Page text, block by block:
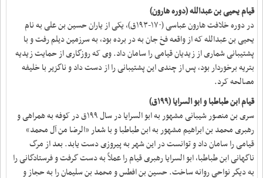
قیام یحیی بن عبدالله (دوره هارون)
در دوره خلافت هارون عباسی (۱۷۰-۱۹۳ق)، یکی از یاران حسین بن علی به نام
یحیی بن عبدالله که از واقعه فخ جان به در برده بود، به سرزمین دیلم رفت و با
پشتیبانی شماری از زیدیان قیامی را سامان داد. وی که روزگاری از حمایت زیدیه
بتریه برخوردار بود، پس از چندی این پشتیبانی را از دست داد و ناگزیر با خلیفه
مصالحه کرد.
قیام ابن طباطبا و ابو السرایا (۱۹۹ق)
سری بن منصور شیبانی مشهور به ابو السرایا در سال ۱۹۹ق در کوفه به همراهی و
رهبری محمد بن ابراهیم مشهور به ابن طباطبا و با شعار «الرضا من آل محمد»
قیامی را سامان داد و توانست در این شهر به پیروزی دست یابد. بعد از مرگ
ناگهانی ابن طباطبا، ابو السرایا رهبری قیام را عملاً به دست گرفت و فرستادگانی را
به دیگر نواحی روانه ساخت. حسین بن افطس و محمد بن سلیمان را به حجاز و